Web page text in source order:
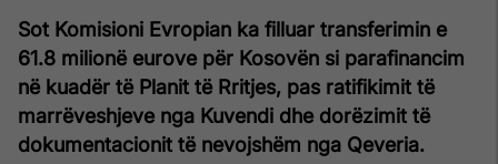
Sot Komisioni Evropian ka filluar transferimin e
61.8 milionë eurove për Kosovën si parafinancim
në kuadër të Planit të Rritjes, pas ratifikimit të
marrëveshjeve nga Kuvendi dhe dorëzimit të
dokumentacionit të nevojshëm nga Qeveria.